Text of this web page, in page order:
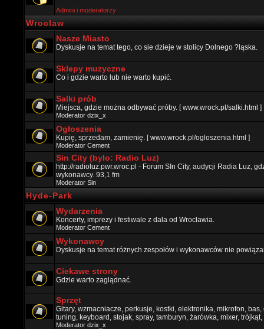
Admini i moderatorzy
Wroclaw
Nasze Miasto
Dyskusje na temat tego, co sie dzieje w stolicy Dolnego ?ląska.
Sklepy muzyczne
Co i gdzie warto lub nie warto kupić.
Salki prób
Miejsca, gdzie można odbywać próby. [ www.wrock.pl/salki.html ]
Moderator dzix_x
Ogłoszenia
Kupię, sprzedam, zamienię. [ www.wrock.pl/ogloszenia.html ]
Moderator Cement
Sin City (bylo: Radio Luz)
http://radioluz.pwr.wroc.pl - Forum SIn City, audycji Radia Luz,
wykonawcy. 93,1 fm
Moderator Sin
Hyde-Park
Wydarzenia
Koncerty, imprezy i festiwale z dala od Wrocławia.
Moderator Cement
Wykonawcy
Dyskusje na temat różnych zespołów i wykonawców nie
Ciekawe strony
Gdzie warto zaglądnać.
Sprzęt
Gitary, wzmacniacze, perkusje, kostki, elektronika, mikrofon,
tuning, keyboard, stojak, spray, tamburyn, żarówka, mixer, trójkąt,
Moderator dzix_x